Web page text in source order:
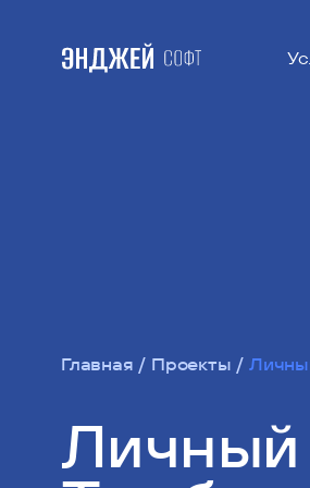
Главная Проекты
Личный